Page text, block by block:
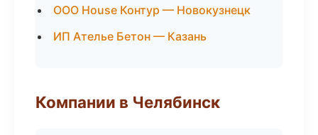
ООО House Контур — Новокузнецк
ИП Ателье Бетон — Казань
Компании в Челябинск